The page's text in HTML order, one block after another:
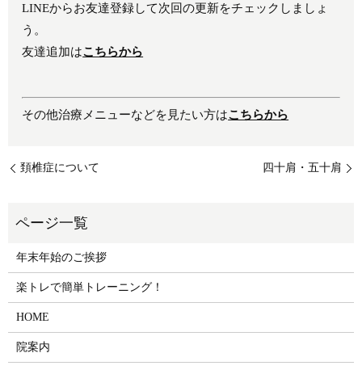
LINEからお友達登録して次回の更新をチェックしましょ
う。
友達追加はこちらから
その他治療メニューなどを見たい方はこちらから
頚椎症について 四十肩・五十肩
年末年始のご挨拶
楽トレで簡単トレーニング！
HOME
院案内